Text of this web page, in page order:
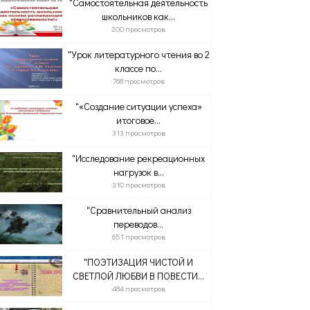
школьников как...
200 просмотров
"Урок литературного чтения во 2
классе по...
768 просмотров
"«Создание ситуации успеха»
итоговое...
313 просмотров
"Исследование рекреационных
нагрузок в...
310 просмотров
"Сравнительный анализ
переводов...
651 просмотров
"ПОЭТИЗАЦИЯ ЧИСТОЙ И
СВЕТЛОЙ ЛЮБВИ В ПОВЕСТИ...
484 просмотров